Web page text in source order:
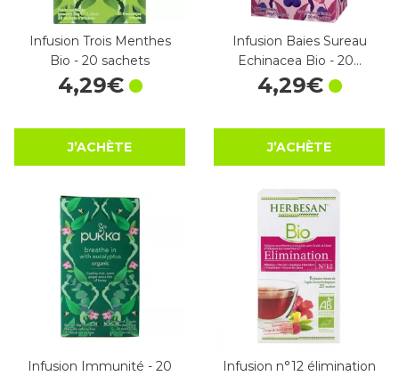
Infusion Trois Menthes
Bio - 20 sachets
4,29€
J’ACHÈTE
Infusion Baies Sureau
Echinacea Bio - 20…
4,29€
J’ACHÈTE
Infusion Immunité - 20
Infusion n°12 élimination